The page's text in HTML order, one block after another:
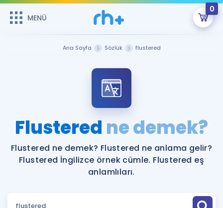
MENÜ
0
ÜYE DEĞİLİM
Sepetin Şu An Boş.
Remzi Hoca ile seni sınava hazırlayacak onlarca eğitim seni
bekliyor!
MENÜ
Faydalı Araçlar
Hakkımızda
Ana Sayfa Sözlük flustered
Flustered ne demek?
Flustered ne demek? Flustered ne anlama gelir?
Flustered İngilizce örnek cümle. Flustered eş
anlamlıları.